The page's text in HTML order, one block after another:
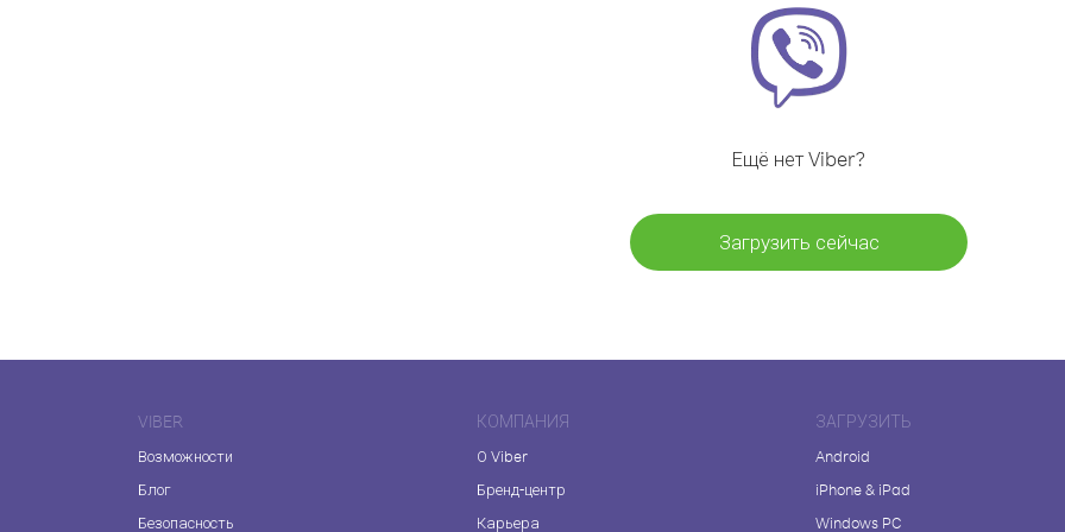
Ещё нет Viber?
Загрузить сейчас
VIBER
Возможности
Блог
Безопасность
КОМПАНИЯ
О Viber
Бренд-центр
Карьера
ЗАГРУЗИТЬ
Android
iPhone & iPad
Windows PC